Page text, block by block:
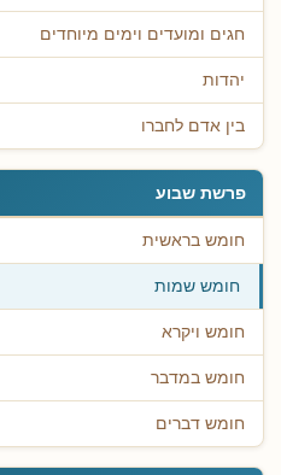
חגים ומועדים וימים מיוחדים
יהדות
בין אדם לחברו
פרשת שבוע
חומש בראשית
חומש שמות
חומש ויקרא
חומש במדבר
חומש דברים